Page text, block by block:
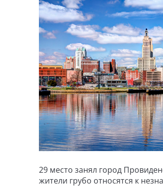
29 место занял город
жители грубо относятся к